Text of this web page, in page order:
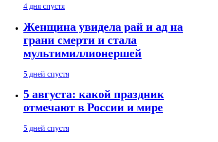
4 дня спустя
Женщина увидела рай и ад на
грани смерти и стала
мультимиллионершей
5 дней спустя
5 августа: какой праздник
отмечают в России и мире
5 дней спустя